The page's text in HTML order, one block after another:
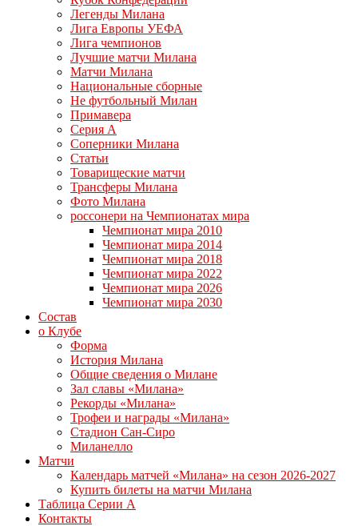
Легенды Милана
Лига Европы УЕФА
Лига чемпионов
Лучшие матчи Милана
Матчи Милана
Национальные сборные
Не футбольный Милан
Примавера
Серия А
Соперники Милана
Статьи
Товарищеские матчи
Трансферы Милана
Фото Милана
россонери на Чемпионатах мира
Чемпионат мира 2010
Чемпионат мира 2014
Чемпионат мира 2018
Чемпионат мира 2022
Чемпионат мира 2026
Чемпионат мира 2030
Состав
о Клубе
Форма
История Милана
Общие сведения о Милане
Зал славы «Милана»
Рекорды «Милана»
Трофеи и награды «Милана»
Стадион Сан-Сиро
Миланелло
Матчи
Календарь матчей «Милана» на сезон 2026-2027
Купить билеты на матчи Милана
Таблица Серии А
Контакты